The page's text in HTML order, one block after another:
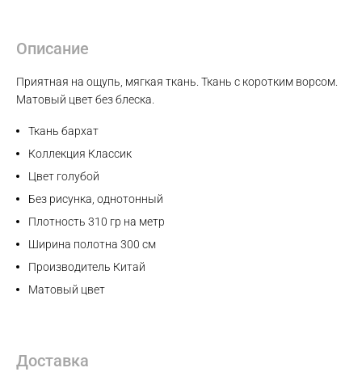
Описание
Приятная на ощупь, мягкая ткань. Ткань с коротким ворсом.
Матовый цвет без блеска.
Ткань бархат
Коллекция Классик
Цвет голубой
Без рисунка, однотонный
Плотность 310 гр на метр
Ширина полотна 300 см
Производитель Китай
Матовый цвет
Доставка
Max